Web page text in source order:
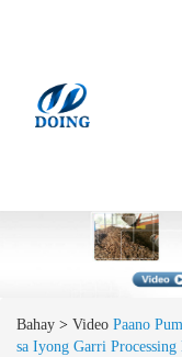
Bahay > Video Paano
sa Iyong Garri Processing